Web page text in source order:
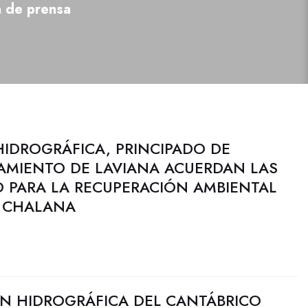
de prensa
PRINCIPADO DE
DE LAVIANA ACUERDAN LAS
PARA LA RECUPERACIÓN AMBIENTAL
HIDROGRÁFICA DEL CANTÁBRICO